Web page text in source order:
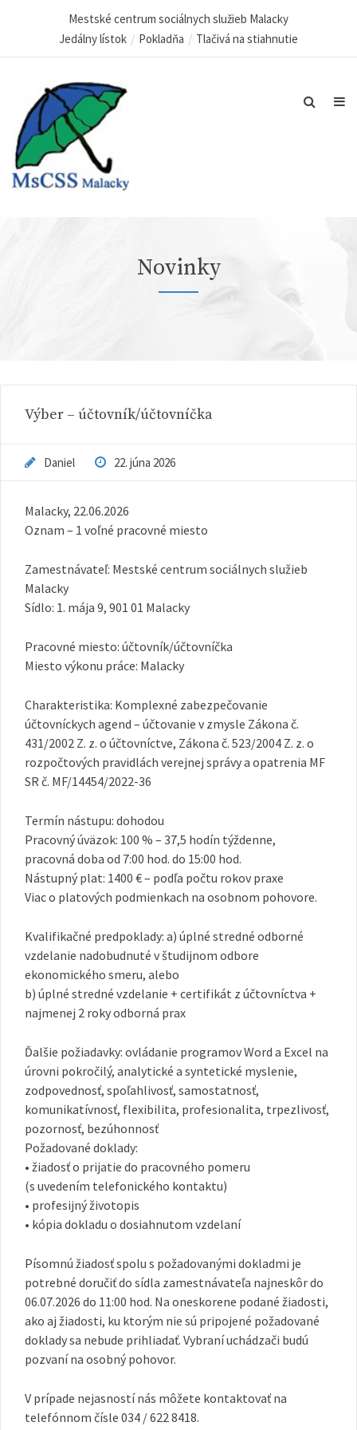
Mestské centrum sociálnych služieb Malacky
Jedálny lístok
Pokladňa Tlačivá na stiahnutie
Novinky
Výber – účtovník/účtovníčka
Daniel 22. júna 2026
Malacky, 22.06.2026
Oznam – 1 voľné pracovné miesto
Zamestnávateľ: Mestské centrum sociálnych služieb
Malacky
Sídlo: 1. mája 9, 901 01 Malacky
Pracovné miesto: účtovník/účtovníčka
Miesto výkonu práce: Malacky
Charakteristika: Komplexné zabezpečovanie
účtovníckych agend – účtovanie v zmysle Zákona č.
431/2002 Z. z. o účtovníctve, Zákona č. 523/2004 Z. z. o
rozpočtových pravidlách verejnej správy a opatrenia MF
SR č. MF/14454/2022-36
Termín nástupu: dohodou
Pracovný úväzok: 100 % – 37,5 hodín týždenne,
pracovná doba od 7:00 hod. do 15:00 hod.
Nástupný plat: 1400 € – podľa počtu rokov praxe
Viac o platových podmienkach na osobnom pohovore.
Kvalifikačné predpoklady: a) úplné stredné odborné
vzdelanie nadobudnuté v študijnom odbore
ekonomického smeru, alebo
b) úplné stredné vzdelanie + certifikát z účtovníctva +
najmenej 2 roky odborná prax
Ďalšie požiadavky: ovládanie programov Word a Excel na
úrovni pokročilý, analytické a syntetické myslenie,
zodpovednosť, spoľahlivosť, samostatnosť,
komunikatívnosť, flexibilita, profesionalita, trpezlivosť,
pozornosť, bezúhonnosť
Požadované doklady:
• žiadosť o prijatie do pracovného pomeru
(s uvedením telefonického kontaktu)
• profesijný životopis
• kópia dokladu o dosiahnutom vzdelaní
Písomnú žiadosť spolu s požadovanými dokladmi je
potrebné doručiť do sídla zamestnávateľa najneskôr do
06.07.2026 do 11:00 hod. Na oneskorene podané žiadosti,
ako aj žiadosti, ku ktorým nie sú pripojené požadované
doklady sa nebude prihliadať. Vybraní uchádzači budú
pozvaní na osobný pohovor.
V prípade nejasností nás môžete kontaktovať na
telefónnom čísle 034 / 622 8418.